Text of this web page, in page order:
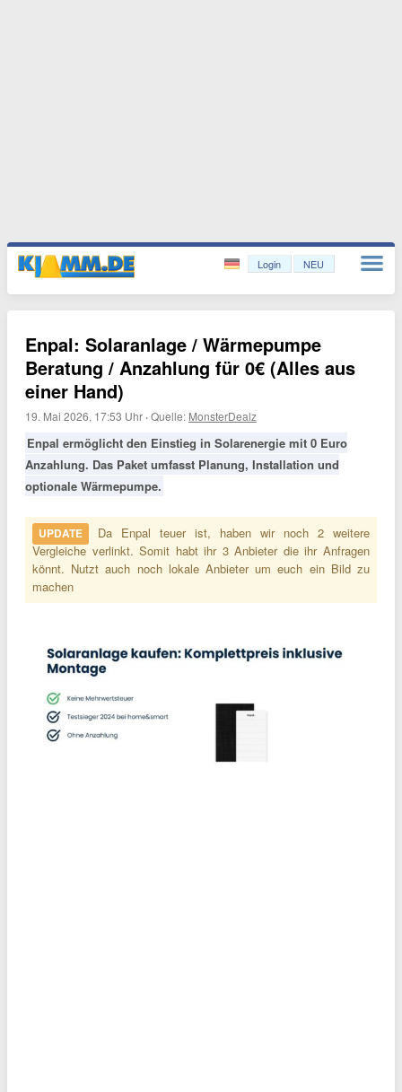
Login NEU
Enpal: Solaranlage / Wärmepumpe
Beratung / Anzahlung für 0€ (Alles aus
einer Hand)
19. Mai 2026, 17:53 Uhr ·Quelle: MonsterDealz
Enpal ermöglicht den Einstieg in Solarenergie mit 0 Euro
Anzahlung. Das Paket umfasst Planung, Installation und
optionale Wärmepumpe.
UPDATE
Da Enpal teuer ist, haben wir noch 2 weitere
Vergleiche verlinkt. Somit habt ihr 3 Anbieter die ihr Anfragen
könnt. Nutzt auch noch lokale Anbieter um euch ein Bild zu
machen